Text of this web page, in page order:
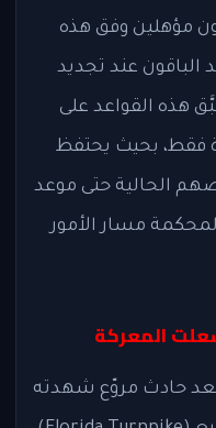
مؤهلين وفق هذه
الباقون عند تجديد
هذه القواعد على
فقط، بحيث يحتفظ
الحالية حتى موعد
مسار الأمور
المعركة
حادث مروّع شهدته